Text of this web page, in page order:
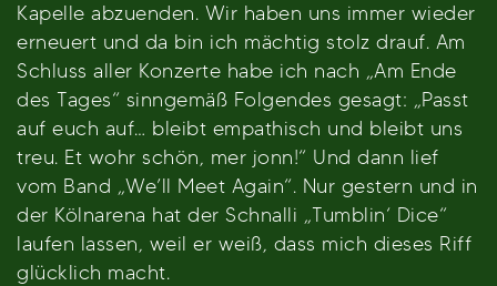
Kapelle abzuenden. Wir haben uns immer wieder
erneuert und da bin ich mächtig stolz drauf. Am
Schluss aller Konzerte habe ich nach „Am Ende
des Tages“ sinngemäß Folgendes gesagt: „Passt
auf euch auf… bleibt empathisch und bleibt uns
treu. Et wohr schön, mer jonn!“ Und dann lief
vom Band „We’ll Meet Again“. Nur gestern und in
der Kölnarena hat der Schnalli „Tumblin‘ Dice“
laufen lassen, weil er weiß, dass mich dieses Riff
glücklich macht.